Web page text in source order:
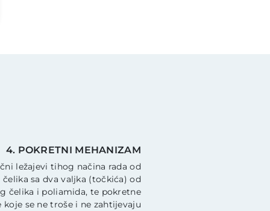
4. POKRETNI MEHANIZAM
ležajevi tihog načina rada od
sa dva valjka (točkića) od
čelika i poliamida, te pokretne
koje se ne troše i ne zahtijevaju